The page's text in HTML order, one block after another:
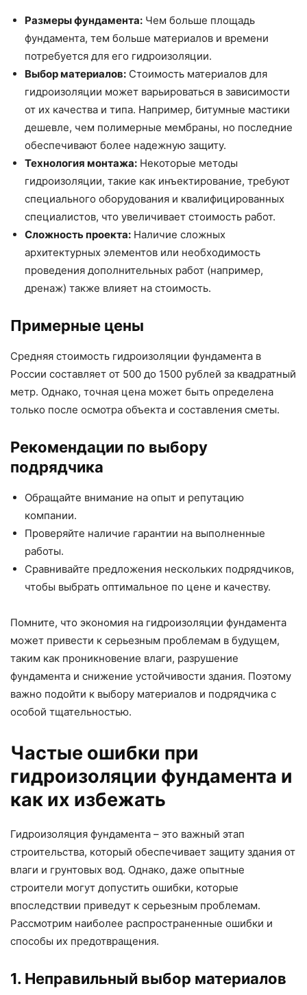
Размеры фундамента: Чем больше площадь
фундамента, тем больше материалов и времени
потребуется для его гидроизоляции.
Выбор материалов: Стоимость материалов для
гидроизоляции может варьироваться в зависимости
от их качества и типа. Например, битумные мастики
дешевле, чем полимерные мембраны, но последние
обеспечивают более надежную защиту.
Технология монтажа: Некоторые методы
гидроизоляции, такие как инъектирование, требуют
специального оборудования и квалифицированных
специалистов, что увеличивает стоимость работ.
Сложность проекта: Наличие сложных
архитектурных элементов или необходимость
проведения дополнительных работ (например,
дренаж) также влияет на стоимость.
Примерные цены
Средняя стоимость гидроизоляции фундамента в
России составляет от 500 до 1500 рублей за квадратный
метр. Однако, точная цена может быть определена
только после осмотра объекта и составления сметы.
Рекомендации по выбору
подрядчика
Обращайте внимание на опыт и репутацию
компании.
Проверяйте наличие гарантии на выполненные
работы.
Сравнивайте предложения нескольких подрядчиков,
чтобы выбрать оптимальное по цене и качеству.
Помните, что экономия на гидроизоляции фундамента
может привести к серьезным проблемам в будущем,
таким как проникновение влаги, разрушение
фундамента и снижение устойчивости здания. Поэтому
важно подойти к выбору материалов и подрядчика с
особой тщательностью.
Частые ошибки при
гидроизоляции фундамента и
как их избежать
Гидроизоляция фундамента – это важный этап
строительства, который обеспечивает защиту здания от
влаги и грунтовых вод. Однако, даже опытные
строители могут допустить ошибки, которые
впоследствии приведут к серьезным проблемам.
Рассмотрим наиболее распространенные ошибки и
способы их предотвращения.
1. Неправильный выбор материалов